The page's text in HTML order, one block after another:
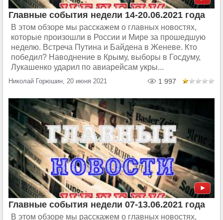
Главные события недели 14-20.06.2021 года
В этом обзоре мы расскажем о главных новостях,
которые произошли в России и Мире за прошедшую
неделю. Встреча Путина и Байдена в Женеве. Кто
победил? Наводнение в Крыму, выборы в Госдуму,
Лукашенко ударил по авиарейсам укры...
Николай Горюшин, 20 июня 2021 1 997
Главные события недели 07-13.06.2021 года
В этом обзоре мы расскажем о главных новостях,